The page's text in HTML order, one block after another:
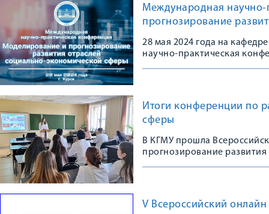
Международная
прогнозирование
28 мая 2024 года на
научно-практическая
Итоги конференции по
сферы
В КГМУ прошла
прогнозирование
V Всероссийский